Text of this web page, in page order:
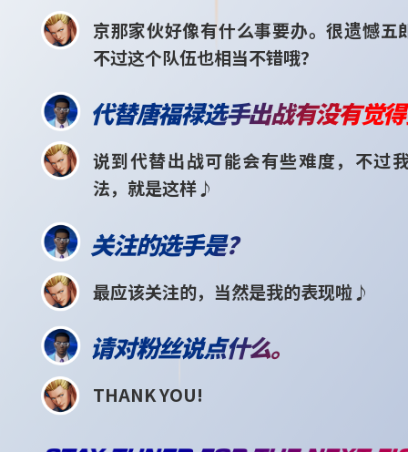
京那家伙好像有什么事要办。很遗憾五
不过这个队伍也相当不错哦？
代替唐福禄选手出战有没有觉
说到代替出战可能会有些难度，不过
法，就是这样♪
关注的选手是？
最应该关注的，当然是我的表现啦♪
请对粉丝说点什么。
THANK YOU!